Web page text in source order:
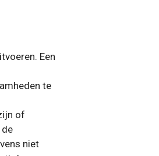
Een
te
of
niet